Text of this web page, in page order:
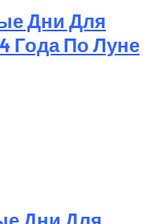
Дни Для
Года По Луне